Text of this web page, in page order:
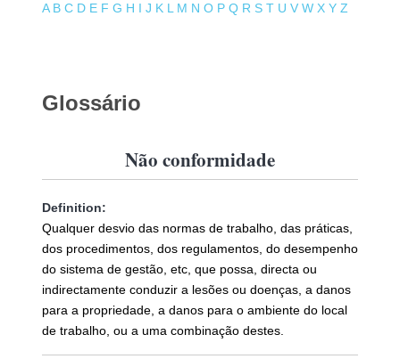
A B C D E F G H I J K L M N O P Q R S T U V W X Y Z
Glossário
Não conformidade
Definition:
Qualquer desvio das normas de trabalho, das práticas,
dos procedimentos, dos regulamentos, do desempenho
do sistema de gestão, etc, que possa, directa ou
indirectamente conduzir a lesões ou doenças, a danos
para a propriedade, a danos para o ambiente do local
de trabalho, ou a uma combinação destes.